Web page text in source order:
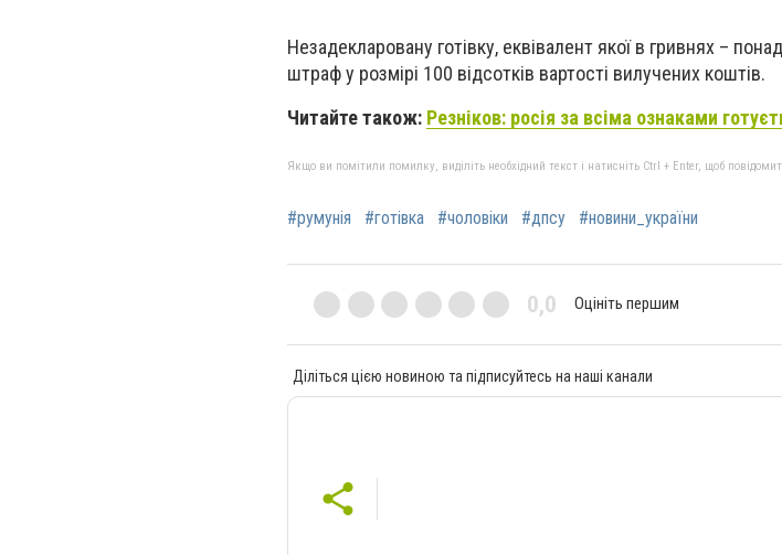
Незадекларовану готівку, еквівалент якої в гривнях –
штраф у розмірі 100 відсотків вартості вилучених коштів.
Читайте також: Резніков: росія за всіма ознаками
Якщо ви помітили помилку, виділіть необхідний текст і натисніть Ctrl + Enter, щоб
#румунія #готівка #чоловіки #дпсу #новини_україни
0,0 Оцініть першим
Діліться цією новиною та підписуйтесь на наші канали